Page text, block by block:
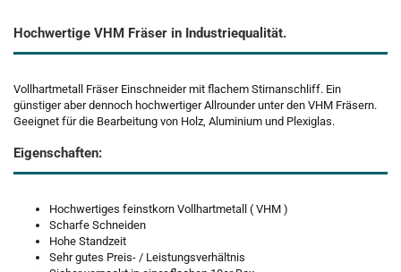
Hochwertige VHM Fräser in Industriequalität.
Vollhartmetall Fräser Einschneider mit flachem Stirnanschliff. Ein
günstiger aber dennoch hochwertiger Allrounder unter den VHM Fräsern.
Geeignet für die Bearbeitung von Holz, Aluminium und Plexiglas.
Eigenschaften:
Hochwertiges feinstkorn Vollhartmetall ( VHM )
Scharfe Schneiden
Hohe Standzeit
Sehr gutes Preis- / Leistungsverhältnis